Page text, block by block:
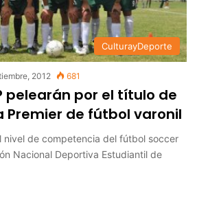
CulturayDeporte
2012 681
pelearán por el título de
Premier de fútbol varonil
nivel de competencia del fútbol soccer
Nacional Deportiva Estudiantil de